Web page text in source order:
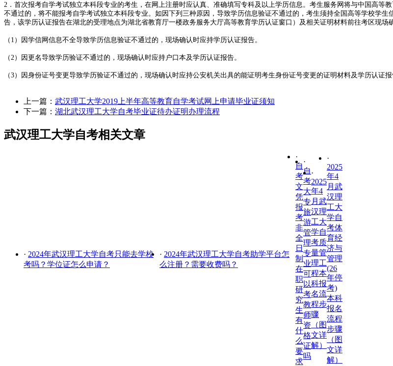
2．首次报考自学考试独立本科段专业的考生，在网上注册时应认真、准确填写专科及以上学历信息。考生服务网将与中国高
不通过的，将不能报考自学考试独立本科段专业。如因下列三种原因，导致学历信息验证不通过的，考生须持全国高等学校学
告，该学历认证报告在湖北的受理地点为湖北省教育厅一楼政务服务大厅高等教育学历认证窗口）及相关证明材料前往考区现场
（1）因学信网信息不全导致学历信息验证不通过的，现场确认时应持学历认证报告。
（2）因更名导致学历验证不通过的，现场确认时应持户口本及学历认证报告。
（3）因身份证号变更导致学历验证不通过的，现场确认时应持公安机关出具的能证明考生身份证号变更的证明材料及学历认证报
上一篇： 武汉理工大学2019上半年高等教育自学考试网上申请毕业证须知
下一篇： 湖北武汉理工大学自考毕业证待办证明办理流程
武汉理工大学自考相关文章
· 2024年武汉理工大学自考只能去学校
考吗？学位证怎么申请？
· 2024年武汉理工大学自考助学平台怎
么注册？需要收费吗？
·
自
考
文
凭
报
考
非
全
日
制
在
职
研
究
生
有
什
么
要
求
·
自
考
大
专
旅
游
管
理
专
业
可
以
考
教
师
资
格
证
吗
·
2025
年4
月武
汉理
工大
学自
考质
量管
理工
程本
科报
名流
程步
骤
（图
文详
解）
·
2025
年4
月武
汉理
工大
学自
考体
育经
济与
管理
(26
年停
考)
本科
报名
流程
步骤
（图
文详
解）